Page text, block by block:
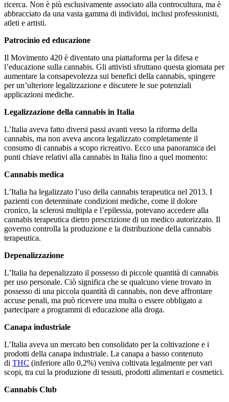
ricerca. Non è più esclusivamente associato alla controcultura, ma è
abbracciato da una vasta gamma di individui, inclusi professionisti,
atleti e artisti.
Patrocinio ed educazione
Il Movimento 420 è diventato una piattaforma per la difesa e
l’educazione sulla cannabis. Gli attivisti sfruttano questa giornata per
aumentare la consapevolezza sui benefici della cannabis, spingere
per un’ulteriore legalizzazione e discutere le sue potenziali
applicazioni mediche.
Legalizzazione della cannabis in Italia
L’Italia aveva fatto diversi passi avanti verso la riforma della
cannabis, ma non aveva ancora legalizzato completamente il
consumo di cannabis a scopo ricreativo. Ecco una panoramica dei
punti chiave relativi alla cannabis in Italia fino a quel momento:
Cannabis medica
L’Italia ha legalizzato l’uso della cannabis terapeutica nel 2013. I
pazienti con determinate condizioni mediche, come il dolore
cronico, la sclerosi multipla e l’epilessia, potevano accedere alla
cannabis terapeutica dietro prescrizione di un medico autorizzato. Il
governo controlla la produzione e la distribuzione della cannabis
terapeutica.
Depenalizzazione
L’Italia ha depenalizzato il possesso di piccole quantità di cannabis
per uso personale. Ciò significa che se qualcuno viene trovato in
possesso di una piccola quantità di cannabis, non deve affrontare
accuse penali, ma può ricevere una multa o essere obbligato a
partecipare a programmi di educazione alla droga.
Canapa industriale
L’Italia aveva un mercato ben consolidato per la coltivazione e i
prodotti della canapa industriale. La canapa a basso contenuto
di THC (inferiore allo 0,2%) veniva coltivata legalmente per vari
scopi, tra cui la produzione di tessuti, prodotti alimentari e cosmetici.
Cannabis Club